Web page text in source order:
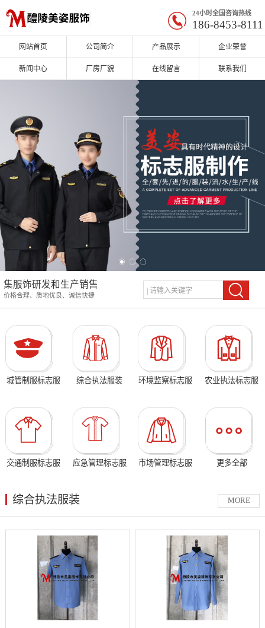
24小时全国咨询热线
186-8453-8111
网站首页 公司简介 产品展示 企业荣誉
新闻中心 厂房厂貌 在线留言 联系我们
集服饰研发和生产销售
价格合理、质地优良、诚信快捷
城管制服标志服 综合执法服装 环境监察标志服 农业执法标志服
交通制服标志服 应急管理标志服 市场管理标志服 更多全部
综合执法服装 MORE